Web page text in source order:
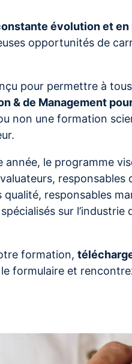
évolution et en
opportunités de
pour permettre à
& de Management
non une formation
année, le programme
responsables
responsables
sur l’industrie
formation,
formulaire et